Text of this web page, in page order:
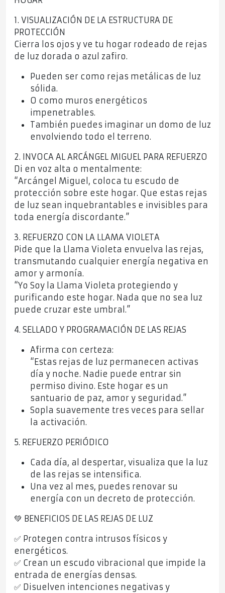
1. VISUALIZACIÓN DE LA ESTRUCTURA DE
PROTECCIÓN
Cierra los ojos y ve tu hogar rodeado de rejas
de luz dorada o azul zafiro.
Pueden ser como rejas metálicas de luz
sólida.
O como muros energéticos
impenetrables.
También puedes imaginar un domo de luz
envolviendo todo el terreno.
2. INVOCA AL ARCÁNGEL MIGUEL PARA REFUERZO
Di en voz alta o mentalmente:
“Arcángel Miguel, coloca tu escudo de
protección sobre este hogar. Que estas rejas
de luz sean inquebrantables e invisibles para
toda energía discordante.”
3. REFUERZO CON LA LLAMA VIOLETA
Pide que la Llama Violeta envuelva las rejas,
transmutando cualquier energía negativa en
amor y armonía.
“Yo Soy la Llama Violeta protegiendo y
purificando este hogar. Nada que no sea luz
puede cruzar este umbral.”
4. SELLADO Y PROGRAMACIÓN DE LAS REJAS
Afirma con certeza:
“Estas rejas de luz permanecen activas
día y noche. Nadie puede entrar sin
permiso divino. Este hogar es un
santuario de paz, amor y seguridad.”
Sopla suavemente tres veces para sellar
la activación.
5. REFUERZO PERIÓDICO
Cada día, al despertar, visualiza que la luz
de las rejas se intensifica.
Una vez al mes, puedes renovar su
energía con un decreto de protección.
💚 BENEFICIOS DE LAS REJAS DE LUZ
✅ Protegen contra intrusos físicos y
energéticos.
✅ Crean un escudo vibracional que impide la
entrada de energías densas.
✅ Disuelven intenciones negativas y